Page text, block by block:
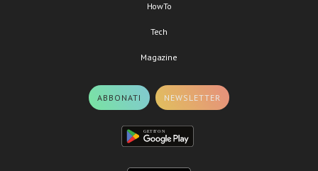
HowTo
Tech
Magazine
ABBONATI NEWSLETTER